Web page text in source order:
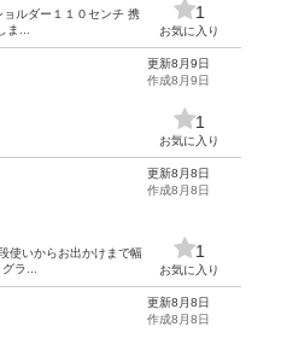
ルダー１１０センチ 携
...
1
お気に入り
更新8月9日
作成8月9日
1
お気に入り
使いからお出かけまで幅
ラ...
更新8月8日
作成8月8日
1
お気に入り
更新8月8日
作成8月8日